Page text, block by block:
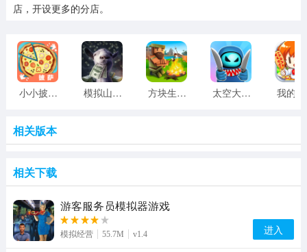
店，开设更多的分店。
小小披萨店 模拟山羊收获日手游中文版 方块生存世界游戏 太空大改造手机版
相关版本
相关下载
游客服务员模拟器游戏
模拟经营 55.7M v1.4 进入